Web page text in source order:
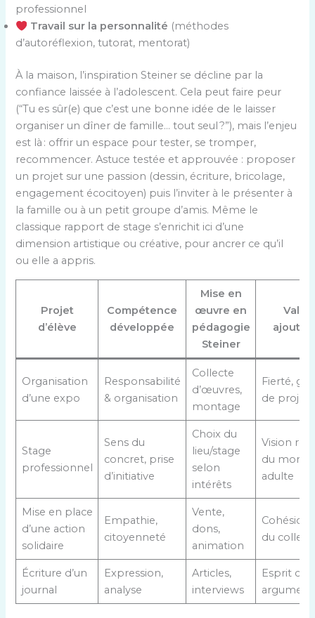
professionnel
Travail sur la personnalité (méthodes
d’autoréflexion, tutorat, mentorat)
À la maison, l’inspiration Steiner se décline par la
confiance laissée à l’adolescent. Cela peut faire peur
(“Tu es sûr(e) que c’est une bonne idée de le laisser
organiser un dîner de famille… tout seul ?”), mais l’enjeu
est là : offrir un espace pour tester, se tromper,
recommencer. Astuce testée et approuvée : proposer
un projet sur une passion (dessin, écriture, bricolage,
engagement écocitoyen) puis l’inviter à le présenter à
la famille ou à un petit groupe d’amis. Même le
classique rapport de stage s’enrichit ici d’une
dimension artistique ou créative, pour ancrer ce qu’il
ou elle a appris.
Projet
d’élève
Compétence
développée
Mise en
œuvre en
pédagogie
Steiner
Organisation
d’une expo
Responsabilité
& organisation
Collecte
d’œuvres,
montage
Fierté,
de projet
Stage
professionnel
Sens du
concret, prise
d’initiative
Choix du
lieu/stage
selon
intérêts
Vision
du
adulte
Mise en place
d’une action
solidaire
Empathie,
citoyenneté
Vente,
dons,
animation
Cohésion,
du
Écriture d’un
journal
Expression,
analyse
Articles,
interviews
Esprit